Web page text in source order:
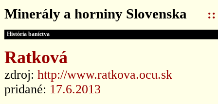
Minerály a horniny Slovenska ::
História baníctva
Ratková
zdroj: http://www.ratkova.ocu.sk
pridané: 17.6.2013